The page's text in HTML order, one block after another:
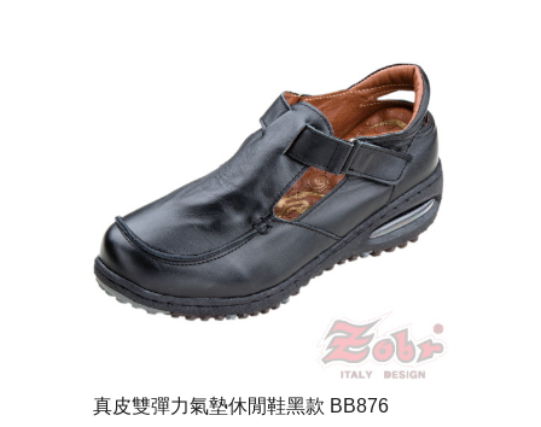
真皮雙彈力氣墊休閒鞋黑款 BB876